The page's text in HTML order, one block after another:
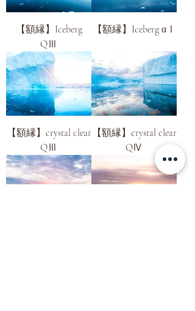
【額縁】Iceberg
QⅢ
【額縁】Iceberg αⅠ
【額縁】crystal clear
QⅢ
【額縁】crystal clear
QⅣ